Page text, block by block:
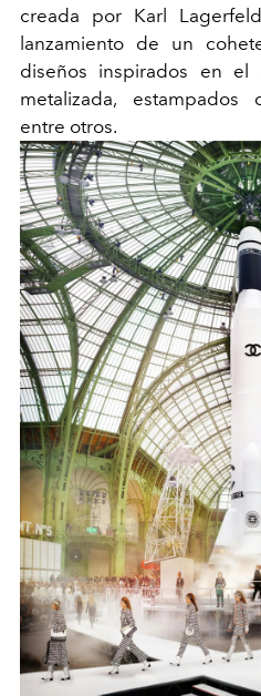
creada por Karl
lanzamiento de un
diseños inspirados en el
metalizada, estampados
entre otros.